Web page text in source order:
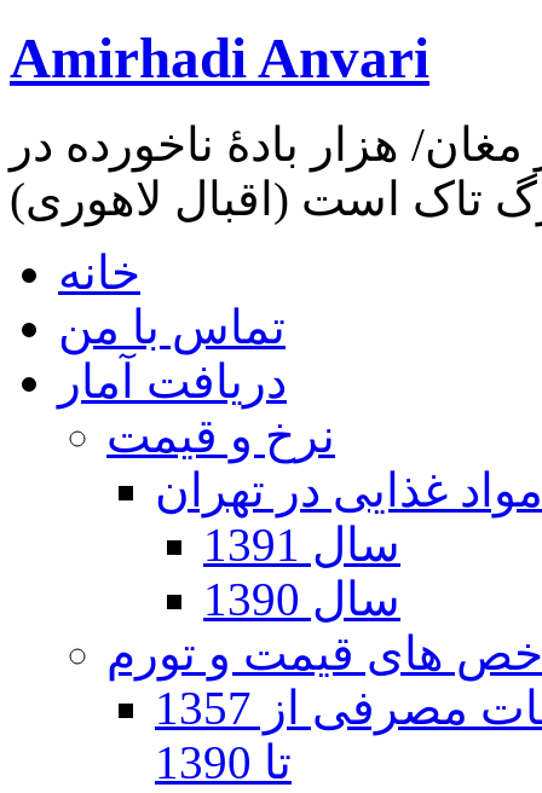
Amirhadi Anvari
هزار بادهٔ ناخورده در
تاک است (اقبال لاهوری)
خانه
تماس با من
دریافت آمار
نرخ و قیمت
غذایی در تهران
سال 1391
سال 1390
های قیمت و تورم
تورم و شاخص بهاي کالاها و خدمات مصرفی از 1357
تا 1390